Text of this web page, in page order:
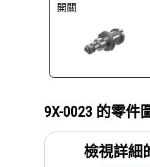
開關
9X-0023 的零件
檢視詳細